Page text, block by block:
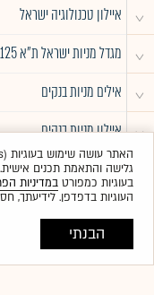
^ איילון טכנולוגיה ישראל
^ מגדל מניות ישראל ת"א 125
^ אילים מניות בנקים
^ איילון מניות בנקים
גלישה והתאמת תכנים
בעוגיות כמפורטבמדיניות
העוגיות בדפדפן. לידיעתך,
הבנתי